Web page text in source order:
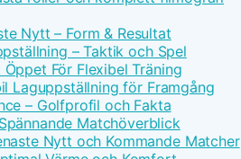
Nytt – Form & Resultat
– Taktik och Spel
För Flexibel Träning
Laguppställning för Framgång
– Golfprofil och Fakta
Matchöverblick
Nytt och Kommande Matcher